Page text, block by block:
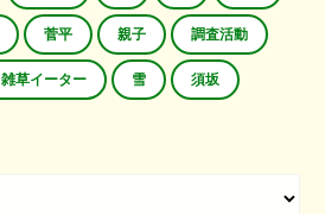
菅平 親子 調査活動
雑草イーター 雪 須坂